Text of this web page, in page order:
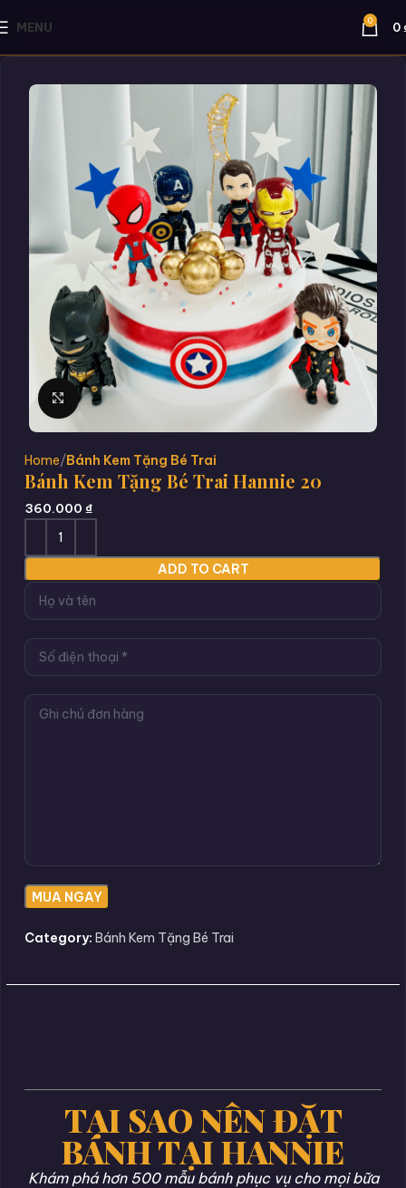
MENU 0 0
Click to enlarge
Home Bánh Kem Tặng Bé Trai
Bánh Kem Tặng Bé Trai Hannie 20
360.000 ₫
ADD TO CART
Category: Bánh Kem Tặng Bé Trai
TẠI SAO NÊN ĐẶT
BÁNH TẠI HANNIE
Khám phá hơn 500 mẫu bánh phục vụ cho mọi bữa